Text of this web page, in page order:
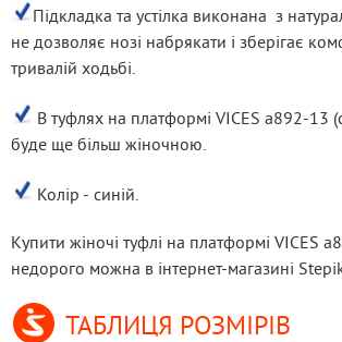
Підкладка та устілка виконана  з
не дозволяє нозі набрякати і зберігає
тривалій ходьбі.
В туфлях на платформі VICES a892-13
буде ще більш жіночною.
Колір - синій.
Купити жіночі туфлі на платформі VICES
недорого можна в інтернет-магазині
ТАБЛИЦЯ РОЗМІРІВ